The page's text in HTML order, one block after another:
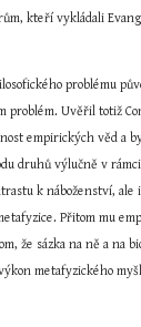
kteří vykládali
problému
problém. Uvěřil totiž
empirických věd a
druhů výlučně v
k náboženství, ale
Přitom mu
že sázka na ně a na
metafyzického